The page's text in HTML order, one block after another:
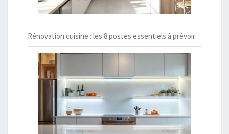
Rénovation cuisine : les 8 postes essentiels à prévoir